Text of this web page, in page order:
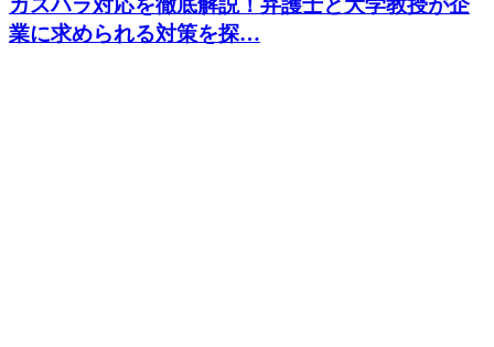
業に求められる対策を探…